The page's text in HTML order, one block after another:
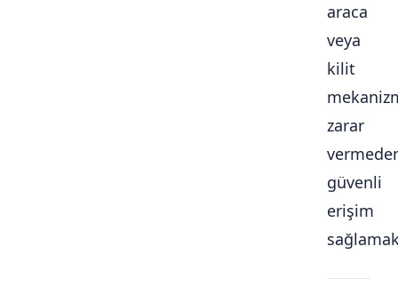
araca
veya
kilit
zarar
güvenli
erişim